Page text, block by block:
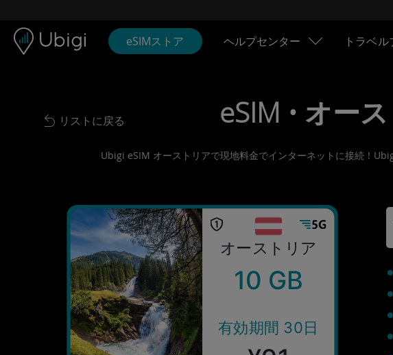
eSIMストア ヘルプセンター トラベ
Back to list
リストに戻る eSIM • オー
Ubigi eSIM オーストリアで現地料金でインターネットに接続！
オーストリア
10 GB
有効期間 30日